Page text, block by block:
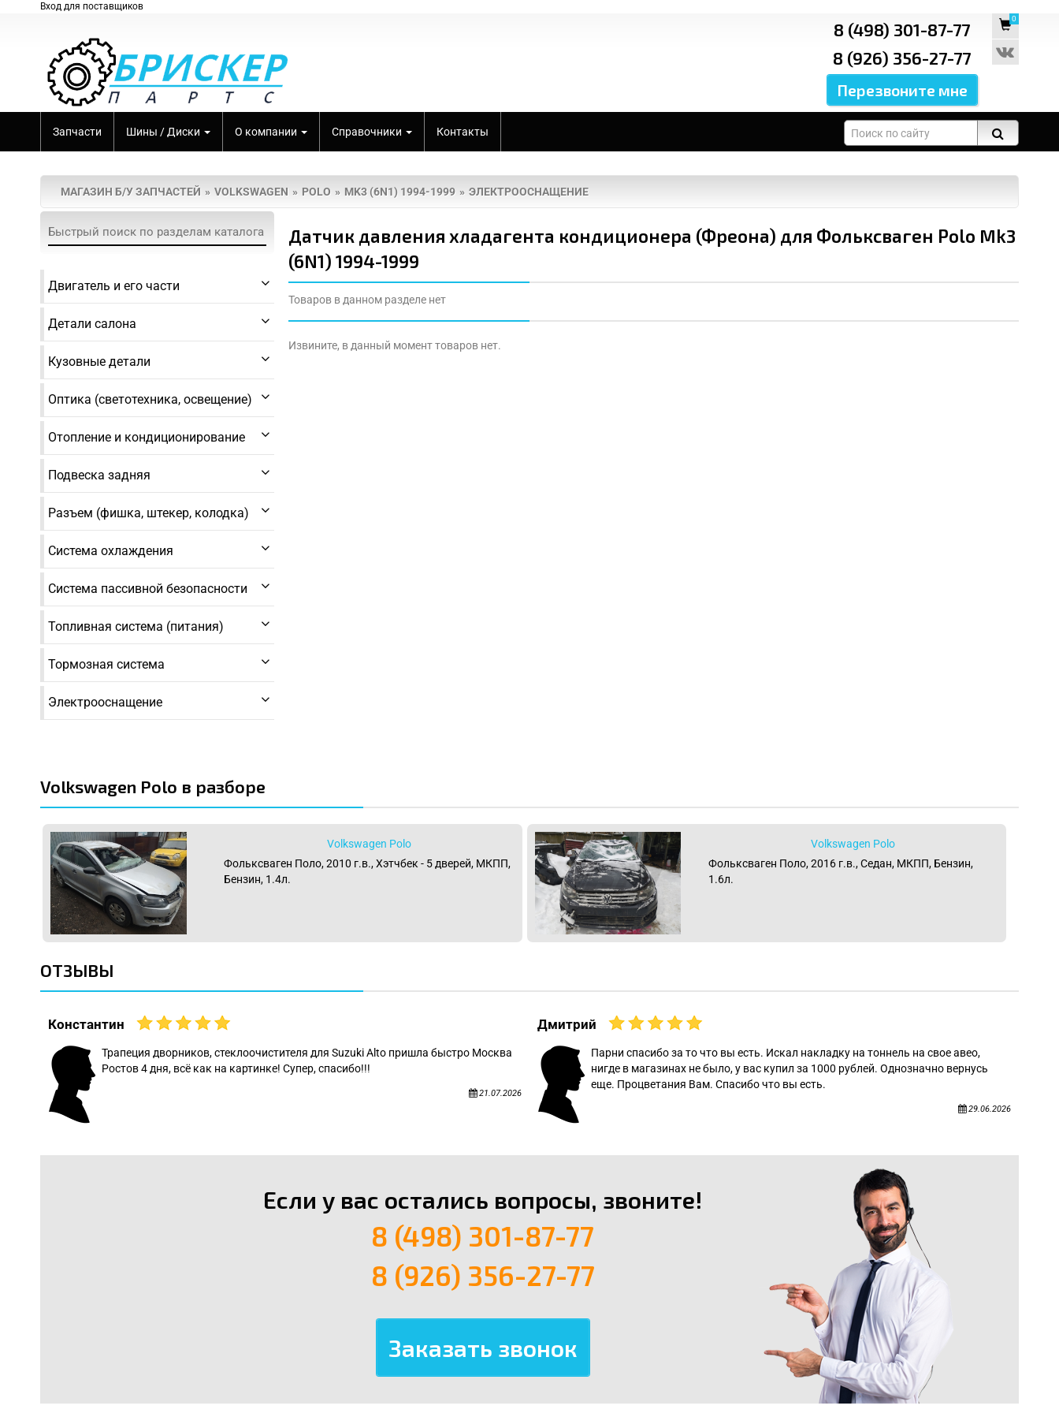
Вход для поставщиков
8 (498) 301-87-77
8 (926) 356-27-77
0
Запчасти Шины / Диски О компании Справочники Контакты
МАГАЗИН Б/У ЗАПЧАСТЕЙ VOLKSWAGEN POLO MK3 (6N1) 1994-1999 ЭЛЕКТРООСНАЩЕНИЕ
Двигатель и его части
Детали салона
Кузовные детали
Оптика (светотехника, освещение)
Отопление и кондиционирование
Подвеска задняя
Разъем (фишка, штекер, колодка)
Система охлаждения
Система пассивной безопасности
Топливная система (питания)
Тормозная система
Электрооснащение
Датчик давления хладагента кондиционера (Фреона) для Фольксваген Polo Mk3
(6N1) 1994-1999
Товаров в данном разделе нет
Извините, в данный момент товаров нет.
Volkswagen Polo в разборе
Volkswagen Polo
Фольксваген Поло, 2010 г.в., Хэтчбек - 5 дверей, МКПП,
Бензин, 1.4л.
Volkswagen Polo
Фольксваген Поло, 2016 г.в., Седан, МКПП, Бензин,
1.6л.
ОТЗЫВЫ
Константин
Трапеция дворников, стеклоочистителя для Suzuki Alto пришла быстро Москва
Ростов 4 дня, всё как на картинке! Супер, спасибо!!!
21.07.2026
Дмитрий
Парни спасибо за то что вы есть. Искал накладку на тоннель на свое авео,
нигде в магазинах не было, у вас купил за 1000 рублей. Однозначно вернусь
еще. Процветания Вам. Спасибо что вы есть.
29.06.2026
Если у вас остались вопросы, звоните!
8 (498) 301-87-77
8 (926) 356-27-77